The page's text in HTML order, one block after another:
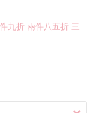
九折 兩件八五折 三